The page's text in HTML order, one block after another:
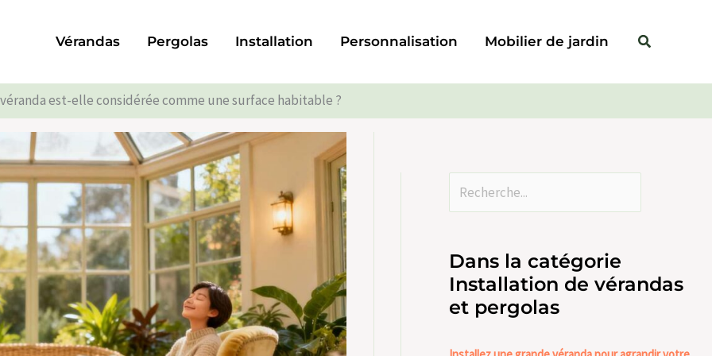
Vérandas Pergolas Installation Personnalisation Mobilier de jardin Rechercher
est-elle considérée comme une surface habitable ?
Dans la catégorie
Installation de vérandas
et pergolas